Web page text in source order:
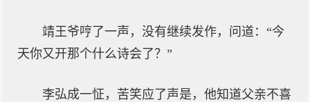
靖王爷哼了一声，没有继续发作，问道：“今
天你又开那个什么诗会了？”
李弘成一怔，苦笑应了声是，他知道父亲不喜